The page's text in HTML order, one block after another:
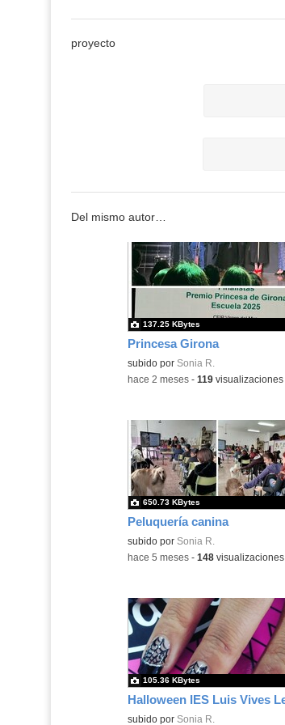
proyecto
Del mismo autor…
Princesa Girona
Contenido educativo.
subido por Sonia R.
137.25 KBytes
-hace 2 meses- 119visualizaciones
Peluquería canina
Contenido educativo.
subido por Sonia R.
650.73 KBytes
-hace 5 meses- 148visualizaciones
subido por Sonia R.
105.36 KBytes